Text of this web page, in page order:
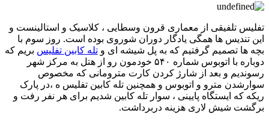
تفلیس تلفیقی از معماری قرون وسطایی ، کلاسیک و استالینست و
این تندیس ها همگی یادگار دوران شوروی بوده است. روز سوم با
بچه ها تصمیم گرفتیم که به پل شیشه ای و تله کابین تفلیس بریم که
دوباره با اتوبوس شماره ۵۴۰ خودمون رو از هتل به مرکز شهر
رسوندیم و بعد از شارژ کردن کارت مترومانی که مخصوص
سوارشدن مترو و اتوبوس و همچنین تله کابین تفلیس ه ،در پارک
ریکه که ایستگاه پایینی ، سوار تله کابین شدیم برای هر نفر رفت و
برگشت شیش لاری هزینه دربرداشت.